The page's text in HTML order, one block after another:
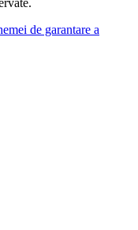
de garantare a